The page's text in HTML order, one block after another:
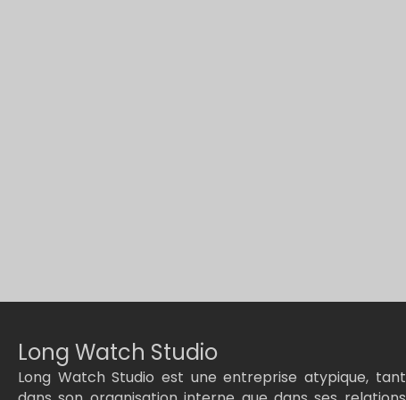
Long Watch Studio
Long Watch Studio est une entreprise atypique, tant